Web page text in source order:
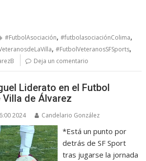
#FutbolAsociación,#futbolasociaciónColima,
,#FutbolVeteranosSFSports,
Deja un comentario
Liderato en el Futbol
de Álvarez
2024 Candelario González
*Está un punto por
detrás de SF Sport
tras jugarse la jornada